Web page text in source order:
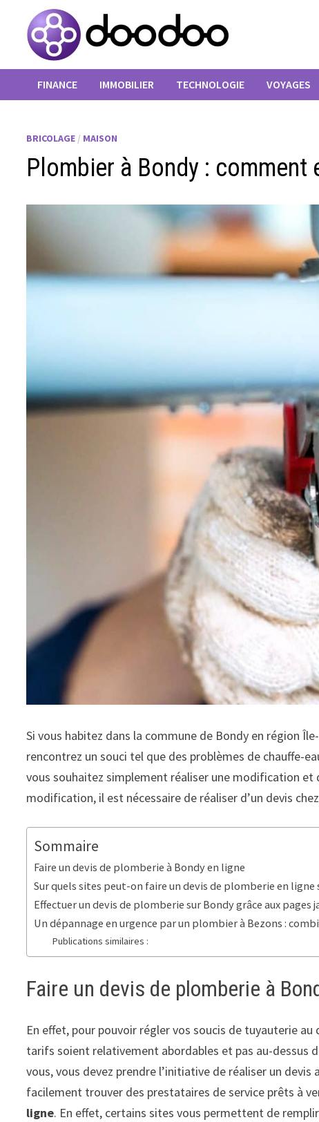
contenu
FINANCE IMMOBILIER TECHNOLOGIE VOYAGES
BRICOLAGE / MAISON
Plombier à Bondy : comment
Si vous habitez dans la commune de Bondy en région
rencontrez un souci tel que des problèmes de chauffe-
vous souhaitez simplement réaliser une modification
modification, il est nécessaire de réaliser d’un devis
Sommaire
Faire un devis de plomberie à Bondy en ligne
Sur quels sites peut-on faire un devis de plomberie en ligne
Effectuer un devis de plomberie sur Bondy grâce aux pages
Un dépannage en urgence par un plombier à Bezons :
Publications similaires :
Faire un devis de plomberie à
En effet, pour pouvoir régler vos soucis de tuyauterie
tarifs soient relativement abordables et pas au-dessus
vous, vous devez prendre l’initiative de réaliser un devis
facilement trouver des prestataires de service prêts à
ligne. En effet, certains sites vous permettent de